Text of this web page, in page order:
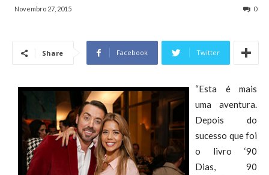
Novembro 27, 2015 0
Share Facebook Twitter
“Esta é mais
uma aventura.
Depois do
sucesso que foi
o livro ‘90
Dias, 90